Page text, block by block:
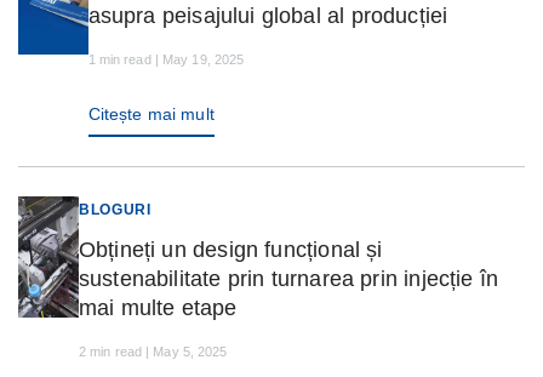
asupra peisajului global al producției
1 min read | May 19, 2025
Citește mai mult
BLOGURI
Obțineți un design funcțional și
sustenabilitate prin turnarea prin injecție în
mai multe etape
2 min read | May 5, 2025